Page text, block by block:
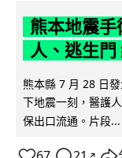
熊本地震
人、逃生
熊本縣 7 月 28 日
下地震一刻，醫護
保出口流通。片段...
↗